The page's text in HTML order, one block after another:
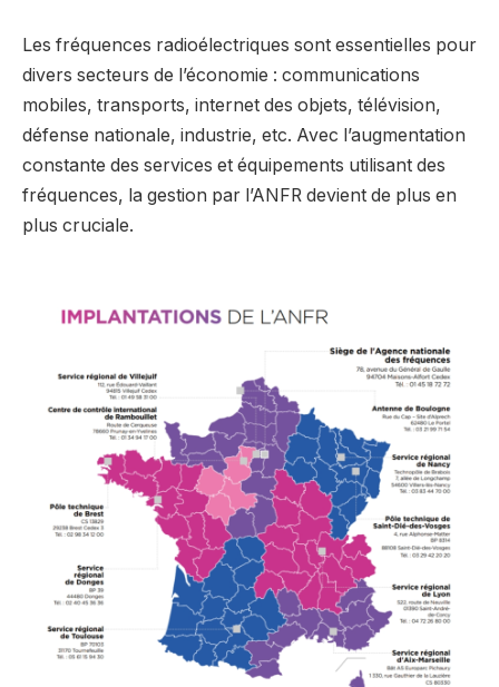
Les fréquences radioélectriques sont essentielles pour
divers secteurs de l’économie : communications
mobiles, transports, internet des objets, télévision,
défense nationale, industrie, etc. Avec l’augmentation
constante des services et équipements utilisant des
fréquences, la gestion par l’ANFR devient de plus en
plus cruciale.